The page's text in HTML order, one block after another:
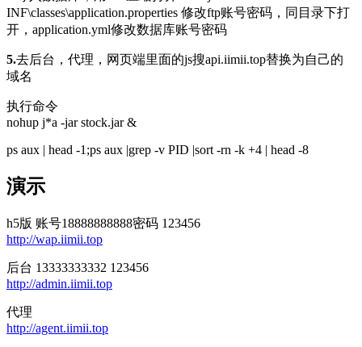
INF\classes\application.properties 修改ftp账号密码，同目录下打
开，application.yml修改数据库账号密码
5.去后台，代理，网页端里面的js搜api.iimii.top替换为自己的
域名
执行命令
nohup j*a -jar stock.jar &
ps aux | head -1;ps aux |grep -v PID |sort -rn -k +4 | head -8
演示
h5版 账号18888888888密码 123456
http://wap.iimii.top
后台 13333333332 123456
http://admin.iimii.top
代理
http://agent.iimii.top